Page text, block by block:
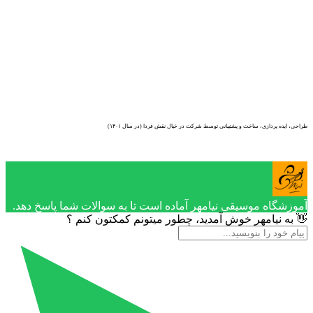
طراحی، ایده پردازی، ساخت و پشتیبانی توسط شرکت در خیال نقش فردا (در سال ۱۴۰۱)
آموزشگاه موسیقی نیامهر آماده است تا به سوالات شما پاسخ دهد.
👋 به نیامهر خوش آمدید، چطور میتونم کمکتون کنم ؟